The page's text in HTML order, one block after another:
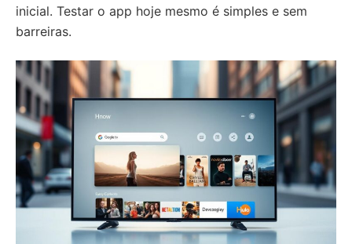
inicial. Testar o app hoje mesmo é simples e sem
barreiras.